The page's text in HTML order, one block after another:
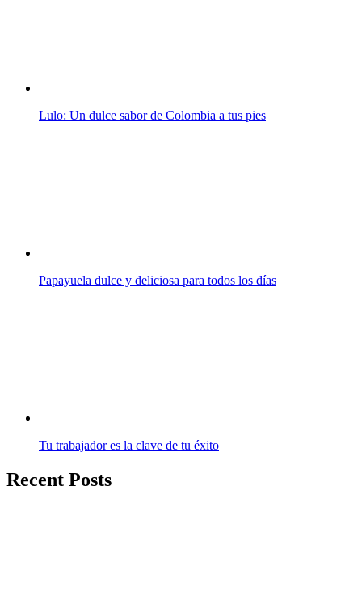
Lulo: Un dulce sabor de Colombia a tus pies
Papayuela dulce y deliciosa para todos los días
Tu trabajador es la clave de tu éxito
Recent Posts